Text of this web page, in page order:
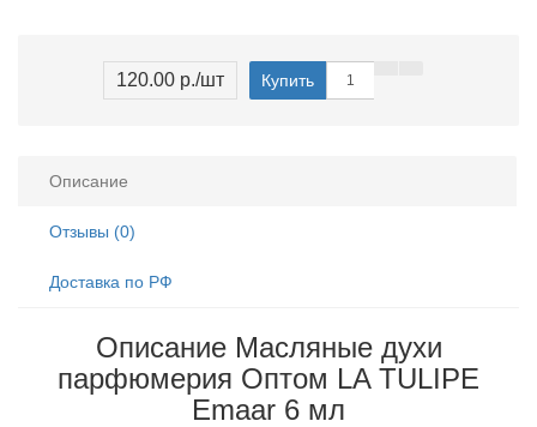
120.00 р./шт Купить
Описание
Отзывы (0)
Доставка по РФ
Описание Масляные духи
парфюмерия Оптом LA TULIPE
Emaar 6 мл